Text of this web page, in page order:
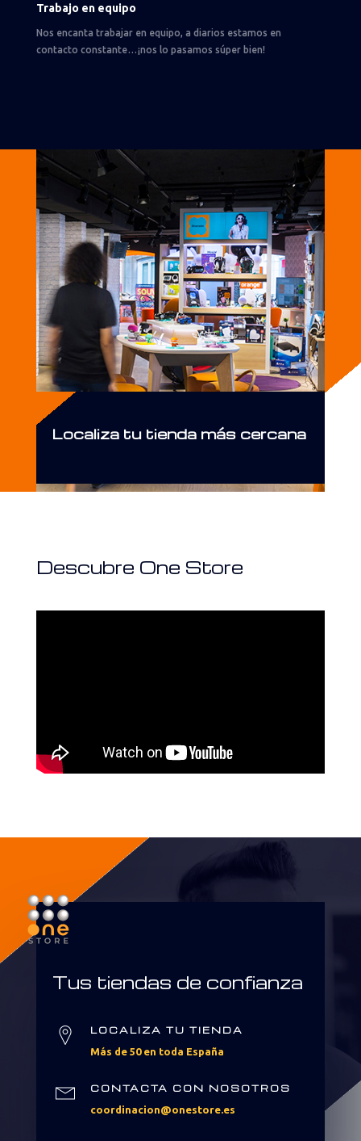
Trabajo en equipo
Nos encanta trabajar en equipo, a diarios estamos en
contacto constante…¡nos lo pasamos súper bien!
Localiza tu tienda más cercana
Descubre One Store
Tus tiendas de confianza
LOCALIZA TU TIENDA
Más de 50 en toda España
CONTACTA CON NOSOTROS
coordinacion@onestore.es